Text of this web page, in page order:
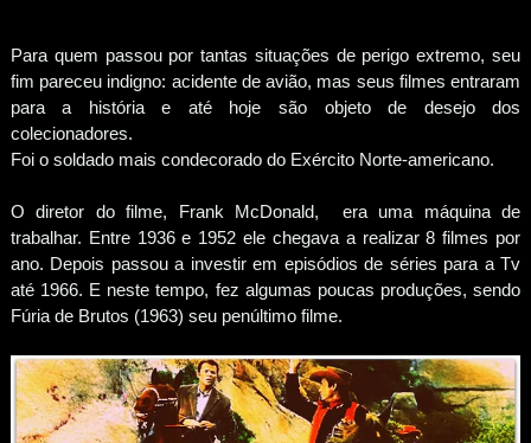
Para quem passou por tantas situações de perigo extremo, seu
fim pareceu indigno: acidente de avião, mas seus filmes entraram
para a história e até hoje são objeto de desejo dos
colecionadores.
Foi o soldado mais condecorado do Exército Norte-americano.
O diretor do filme, Frank McDonald, era uma máquina de
trabalhar. Entre 1936 e 1952 ele chegava a realizar 8 filmes por
ano. Depois passou a investir em episódios de séries para a Tv
até 1966. E neste tempo, fez algumas poucas produções, sendo
Fúria de Brutos (1963) seu penúltimo filme.